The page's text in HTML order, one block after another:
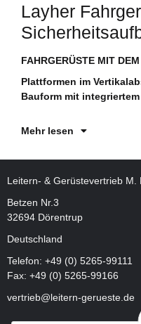
Layher
FAHRGERÜSTE MIT
Plattformen im
Bauform mit
Mehr lesen
Leitern- & Gerüstevertrieb M.
Betzen Nr.3
32694 Dörentrup
Deutschland
Telefon: +49 (0) 5265-99111
Fax: +49 (0) 5265-99166
vertrieb@leitern-gerueste.de